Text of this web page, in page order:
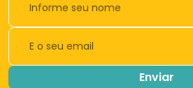
Enviar